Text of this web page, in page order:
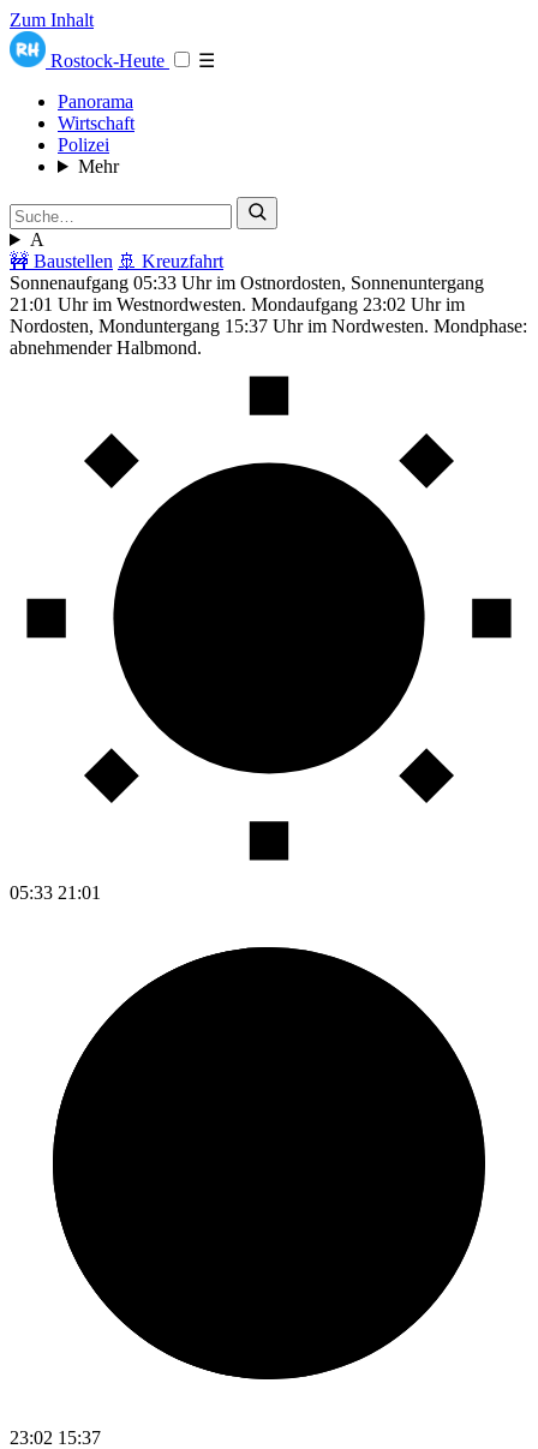
Zum Inhalt
Rostock-Heute
☰
Panorama
Wirtschaft
Polizei
Mehr
A
🚧 Baustellen 🚢 Kreuzfahrt
Sonnenaufgang 05:33 Uhr im Ostnordosten, Sonnenuntergang
21:01 Uhr im Westnordwesten. Mondaufgang 23:02 Uhr im
Nordosten, Monduntergang 15:37 Uhr im Nordwesten. Mondphase:
abnehmender Halbmond.
05:33 21:01
23:02 15:37